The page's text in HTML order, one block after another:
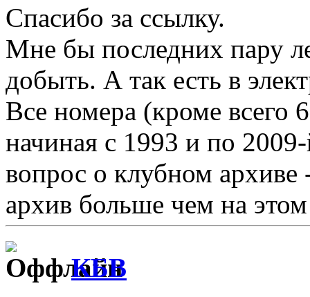
Спасибо за ссылку.
Мне бы последних пару
добыть. А так есть в
Все номера (кроме всего
начиная с 1993 и по
вопрос о клубном
архив больше чем на этом
КБВ